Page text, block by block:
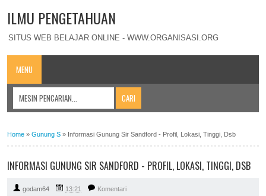
ILMU PENGETAHUAN
SITUS WEB BELAJAR ONLINE - WWW.ORGANISASI.ORG
MENU
Home » Gunung S » Informasi Gunung Sir Sandford - Profil, Lokasi, Tinggi, Dsb
INFORMASI GUNUNG SIR SANDFORD - PROFIL, LOKASI, TINGGI, DSB
godam64 13:21 Komentari